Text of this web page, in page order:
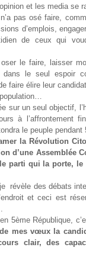
et les media se
pas osé faire,
d’emplois,
de ceux qui
le faire, laisser
dans le seul espoir
faire élire leur
sur un seul objectif,
à l’affrontement
le peuple pendant
la Révolution
d’une Assemblée
parti qui la porte,
révèle des débats
et ceci est
5èmeRépublique,
de mes vœux la
clair, des